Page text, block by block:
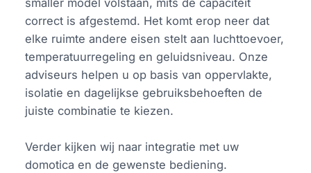
correct is afgestemd. Het komt erop neer dat
elke ruimte andere eisen stelt aan luchttoevoer,
temperatuurregeling en geluidsniveau. Onze
adviseurs helpen u op basis van oppervlakte,
isolatie en dagelijkse gebruiksbehoeften de
juiste combinatie te kiezen.
Verder kijken wij naar integratie met uw
domotica en de gewenste bediening.